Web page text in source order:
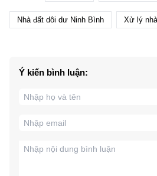
Nhà đất dôi dư Ninh Bình Xử lý
Ý kiến bình luận: